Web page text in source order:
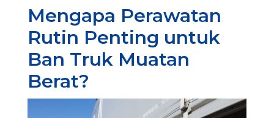
Mengapa Perawatan
Rutin Penting untuk
Ban Truk Muatan
Berat?